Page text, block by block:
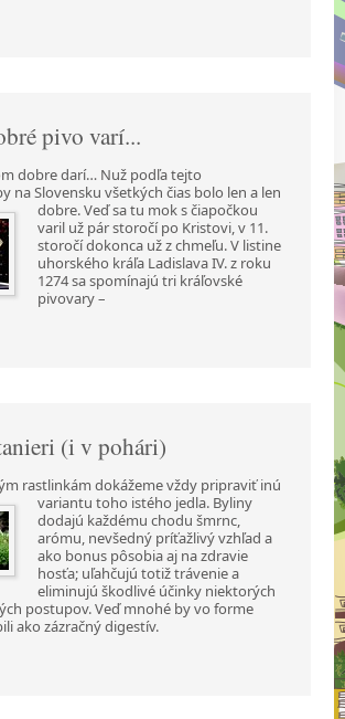
pivo varí...
dobre darí… Nuž podľa tejto
na Slovensku všetkých čias bolo len a len
dobre. Veď sa tu mok s čiapočkou
varil už pár storočí po Kristovi, v 11.
storočí dokonca už z chmeľu. V listine
uhorského kráľa Ladislava IV. z roku
1274 sa spomínajú tri kráľovské
pivovary –
(i v pohári)
rastlinkám dokážeme vždy pripraviť inú
variantu toho istého jedla. Byliny
dodajú každému chodu šmrnc,
arómu, nevšedný príťažlivý vzhľad a
ako bonus pôsobia aj na zdravie
hosťa; uľahčujú totiž trávenie a
eliminujú škodlivé účinky niektorých
postupov. Veď mnohé by vo forme
ako zázračný digestív.